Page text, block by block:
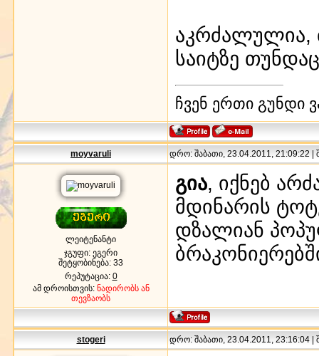
აკრძალულია,
საიტზე
ჩვენ ერთი გუნდი
moyvaruli დრო: შაბათი, 23.04.2011, 21:09:22 |
ლეიტენანტი
ჯგუფი: ეგერი
შეტყობინება: 33
რეპუტაცია: 0
ამ დროისთვის: ნადირობს ან
თევზაობს
გია, იქნებ
მდინარის
დზალიან
stogeri დრო: შაბათი, 23.04.2011, 23:16:04 |